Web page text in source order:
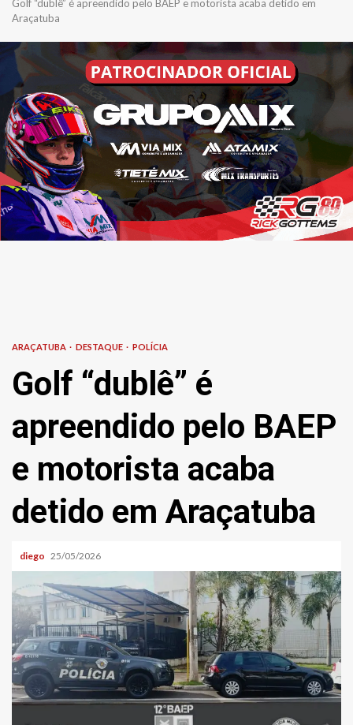
Golf “dublê” é apreendido pelo BAEP e motorista acaba detido em
Araçatuba
ARAÇATUBA DESTAQUE POLÍCIA
Golf “dublê” é
apreendido pelo BAEP
e motorista acaba
detido em Araçatuba
diego 25/05/2026